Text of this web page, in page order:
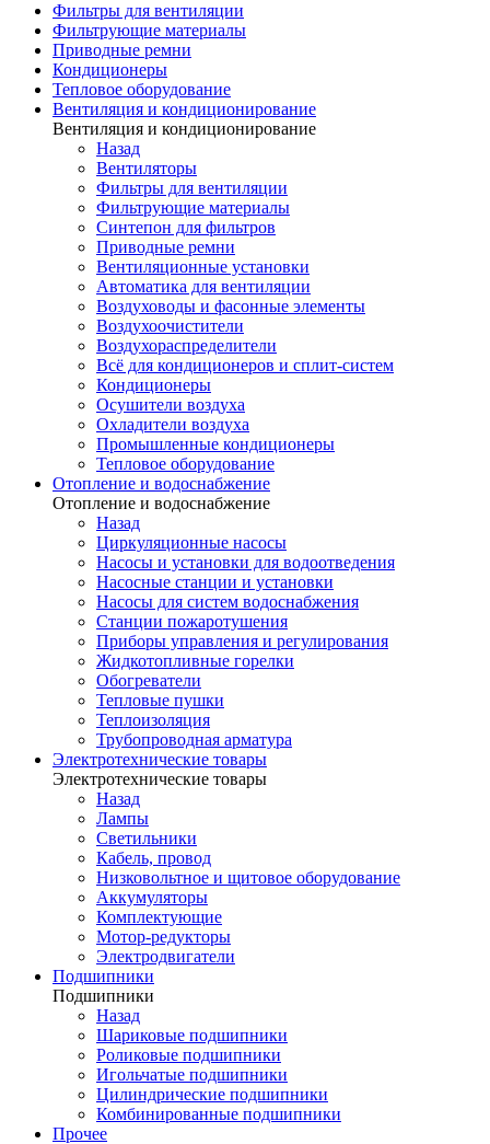
Фильтры для вентиляции
Фильтрующие материалы
Приводные ремни
Кондиционеры
Тепловое оборудование
Вентиляция и кондиционирование
Вентиляция и кондиционирование
Назад
Вентиляторы
Фильтры для вентиляции
Фильтрующие материалы
Синтепон для фильтров
Приводные ремни
Вентиляционные установки
Автоматика для вентиляции
Воздуховоды и фасонные элементы
Воздухоочистители
Воздухораспределители
Всё для кондиционеров и сплит-систем
Кондиционеры
Осушители воздуха
Охладители воздуха
Промышленные кондиционеры
Тепловое оборудование
Отопление и водоснабжение
Отопление и водоснабжение
Назад
Циркуляционные насосы
Насосы и установки для водоотведения
Насосные станции и установки
Насосы для систем водоснабжения
Станции пожаротушения
Приборы управления и регулирования
Жидкотопливные горелки
Обогреватели
Тепловые пушки
Теплоизоляция
Трубопроводная арматура
Электротехнические товары
Электротехнические товары
Назад
Лампы
Светильники
Кабель, провод
Низковольтное и щитовое оборудование
Аккумуляторы
Комплектующие
Мотор-редукторы
Электродвигатели
Подшипники
Подшипники
Назад
Шариковые подшипники
Роликовые подшипники
Игольчатые подшипники
Цилиндрические подшипники
Комбинированные подшипники
Прочее